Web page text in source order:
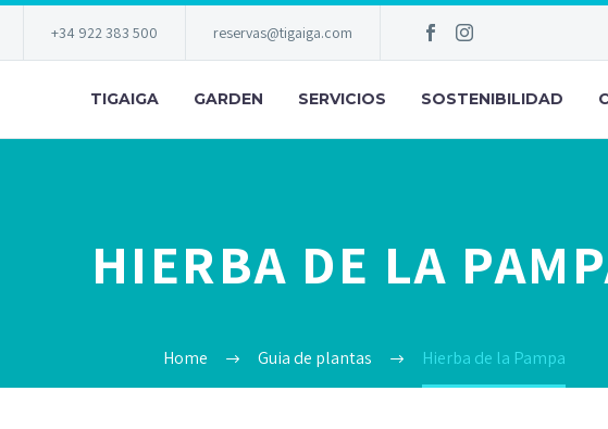
+34 922 383 500 reservas@tigaiga.com
TIGAIGA GARDEN SERVICIOS SOSTENIBILIDAD
HIERBA DE LA
Home Guia de plantas Hierba de la Pampa